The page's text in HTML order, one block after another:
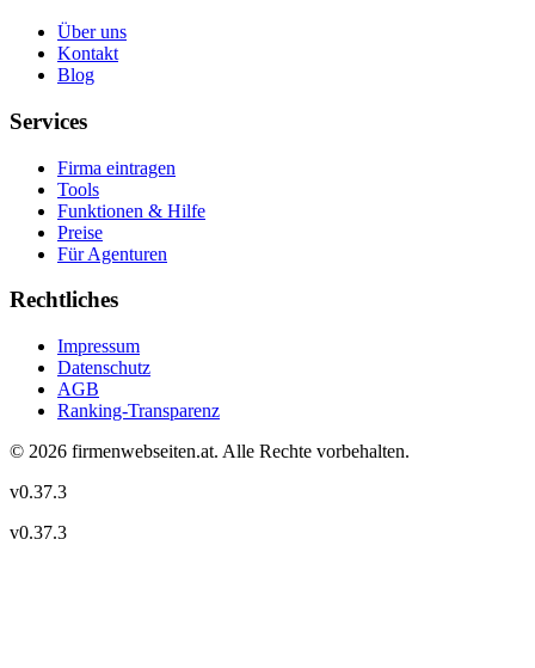
Über uns
Kontakt
Blog
Services
Firma eintragen
Tools
Funktionen & Hilfe
Preise
Für Agenturen
Rechtliches
Impressum
Datenschutz
AGB
Ranking-Transparenz
© 2026 firmenwebseiten.at. Alle Rechte vorbehalten.
v0.37.3
v0.37.3